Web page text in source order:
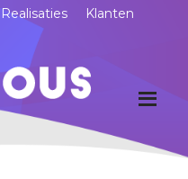
Realisaties Klanten